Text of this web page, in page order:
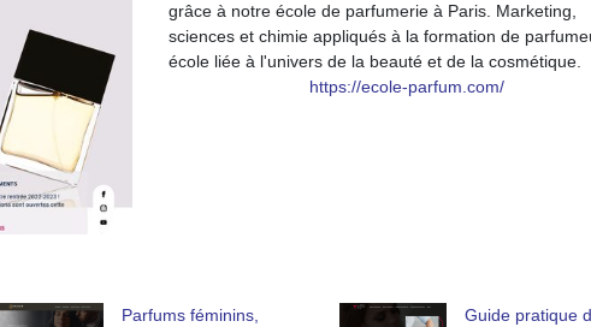
grâce à notre école de parfumerie à Paris. Marketing,
sciences et chimie appliqués à la formation de
école liée à l'univers de la beauté et de la cosmétique.
https://ecole-parfum.com/
Parfums féminins,
Guide pratique